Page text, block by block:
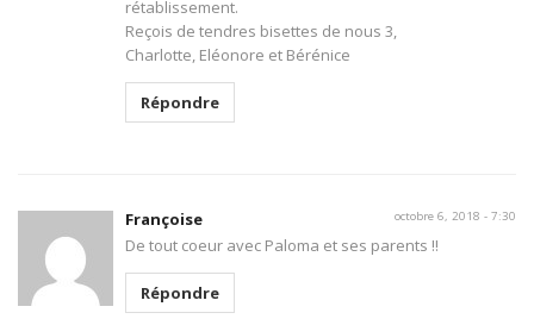
rétablissement.
Reçois de tendres bisettes de nous 3,
Charlotte, Eléonore et Bérénice
Répondre
Françoise octobre 6, 2018 - 7:30
De tout coeur avec Paloma et ses parents !!
Répondre